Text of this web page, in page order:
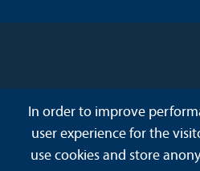
In order to improve
user experience for the
use cookies and store